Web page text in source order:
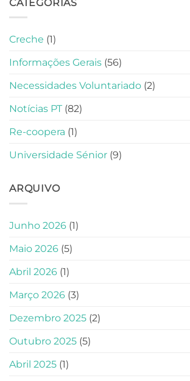
CATEGORIAS
Creche (1)
Informações Gerais (56)
Necessidades Voluntariado (2)
Notícias PT (82)
Re-coopera (1)
Universidade Sénior (9)
ARQUIVO
Junho 2026 (1)
Maio 2026 (5)
Abril 2026 (1)
Março 2026 (3)
Dezembro 2025 (2)
Outubro 2025 (5)
Abril 2025 (1)